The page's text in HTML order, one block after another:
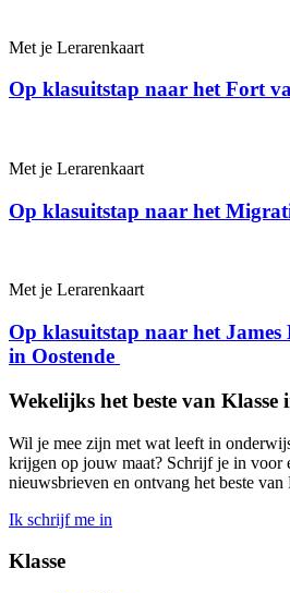
Met je Leraren­kaart
Op klasuitstap naar het Fort
Met je Leraren­kaart
Op klasuitstap naar het
Met je Leraren­kaart
Op klasuitstap naar het James
in Oostende
Wekelijks het beste van Klasse
Wil je mee zijn met wat leeft in
krijgen op jouw maat? Schrijf je in voor
nieuwsbrieven en ontvang het beste
Ik schrijf me in
Klasse